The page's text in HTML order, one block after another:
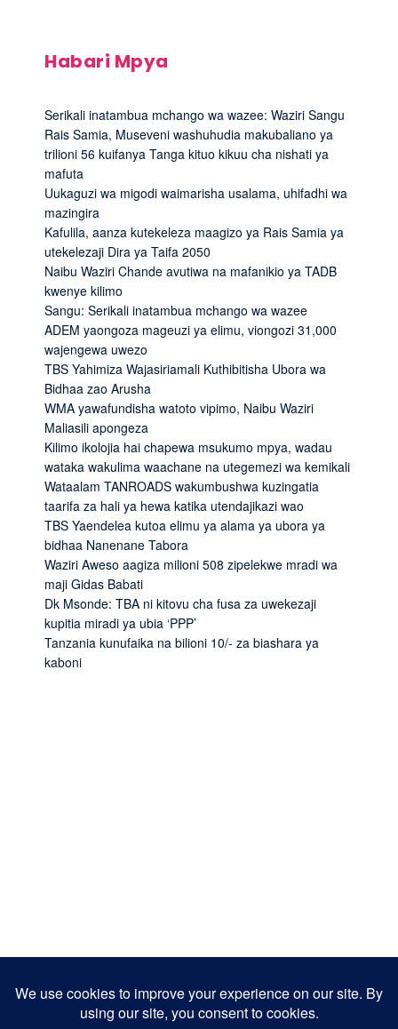
Habari Mpya
Serikali inatambua mchango wa wazee: Waziri Sangu
Rais Samia, Museveni washuhudia makubaliano ya
trilioni 56 kuifanya Tanga kituo kikuu cha nishati ya
mafuta
Uukaguzi wa migodi waimarisha usalama, uhifadhi wa
mazingira
Kafulila, aanza kutekeleza maagizo ya Rais Samia ya
utekelezaji Dira ya Taifa 2050
Naibu Waziri Chande avutiwa na mafanikio ya TADB
kwenye kilimo
Sangu: Serikali inatambua mchango wa wazee
ADEM yaongoza mageuzi ya elimu, viongozi 31,000
wajengewa uwezo
TBS Yahimiza Wajasiriamali Kuthibitisha Ubora wa
Bidhaa zao Arusha
WMA yawafundisha watoto vipimo, Naibu Waziri
Maliasili apongeza
Kilimo ikolojia hai chapewa msukumo mpya, wadau
wataka wakulima waachane na utegemezi wa kemikali
Wataalam TANROADS wakumbushwa kuzingatia
taarifa za hali ya hewa katika utendajikazi wao
TBS Yaendelea kutoa elimu ya alama ya ubora ya
bidhaa Nanenane Tabora
Waziri Aweso aagiza milioni 508 zipelekwe mradi wa
maji Gidas Babati
Dk Msonde: TBA ni kitovu cha fusa za uwekezaji
kupitia miradi ya ubia ‘PPP’
Tanzania kunufaika na bilioni 10/- za biashara ya
kaboni